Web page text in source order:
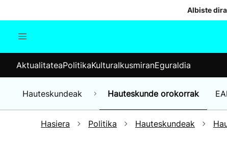
Albiste dira
Munduko albisteak
Hauteskundeak
AktualitateaPolitikaKulturaIkusmiranEguraldia
Hauteskundeak Hauteskunde orokorrak
Hasiera Politika Hauteskundeak